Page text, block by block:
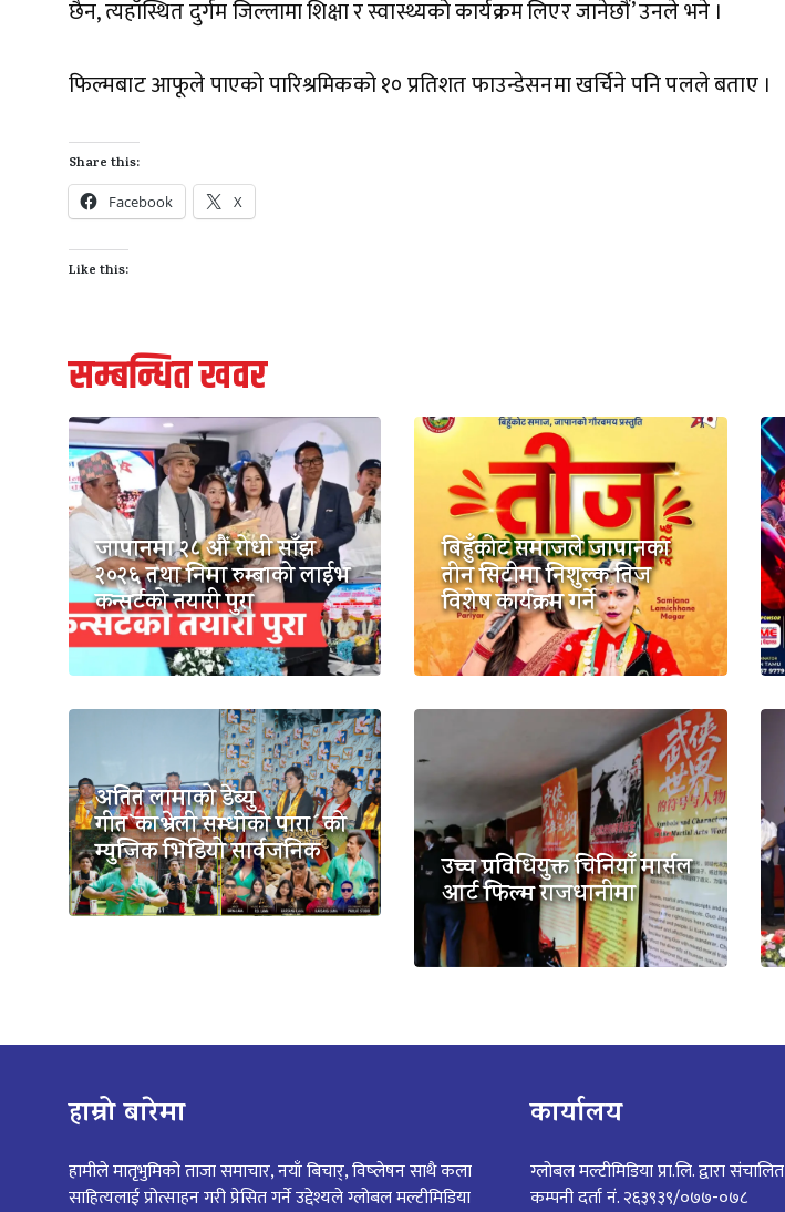
छैन, त्यहाँस्थित दुर्गम जिल्लामा शिक्षा र स्वास्थ्यको कार्यक्रम लिएर जानेछौं’ उनले भने ।
फिल्मबाट आफूले पाएको पारिश्रमिकको १० प्रतिशत फाउन्डेसनमा खर्चिने पनि पलले बताए ।
Share this:
Facebook X
Like this:
सम्बन्धित खवर
जापानमा २८ औं रोधी साँझ
२०२६ तथा निमा रुम्बाको लाईभ
कन्सर्टको तयारी पुरा
बिहुँकोट समाजले जापानका
तीन सिटीमा निशुल्क तिज
विशेष कार्यक्रम गर्ने
अतित लामाको डेब्यु
गीत`काभ्रेली सम्धीको पारा´को
म्युजिक भिडियो सार्वजनिक उच्च प्रविधियुक्त चिनियाँ मार्सल
आर्ट फिल्म राजधानीमा
हाम्रो बारेमा
हामीले मातृभुमिको ताजा समाचार, नयाँ बिचार्, विष्लेषन साथै कला
साहित्यलाई प्रोत्साहन गरी प्रेसित गर्ने उद्देश्यले ग्लोबल मल्टीमिडिया
कार्यालय
ग्लोबल मल्टीमिडिया प्रा.लि. द्वारा संचालित
कम्पनी दर्ता नं. २६३९३९/०७७-०७८